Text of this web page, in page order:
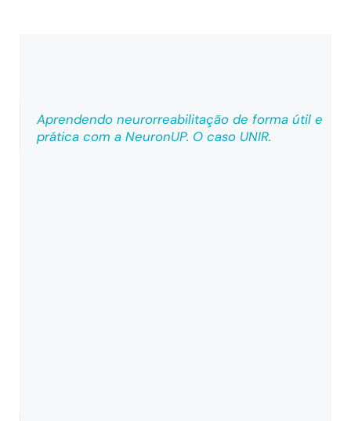
Aprendendo neurorreabilitação de forma útil e
prática com a NeuronUP. O caso UNIR.